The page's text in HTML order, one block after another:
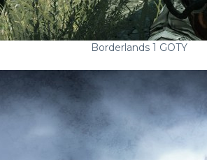
Borderlands 1 GOTY